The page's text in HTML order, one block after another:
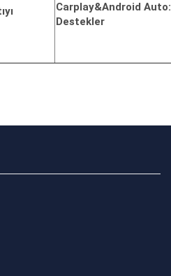
Carplay&Android
Destekler